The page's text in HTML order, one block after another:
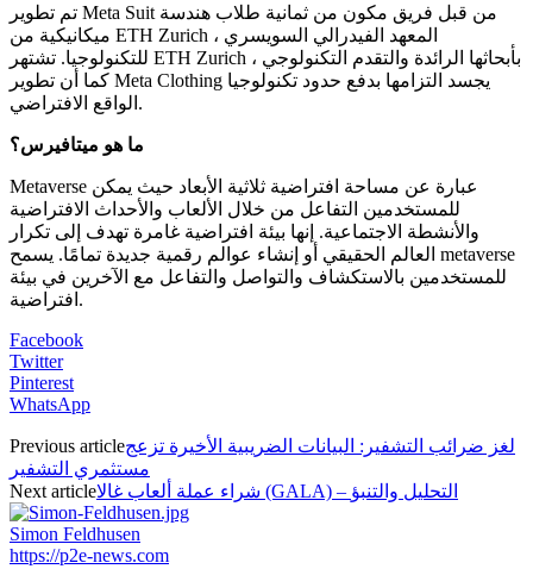
تم تطوير Meta Suit من قبل فريق مكون من ثمانية طلاب هندسة
ميكانيكية من ETH Zurich ، المعهد الفيدرالي السويسري
للتكنولوجيا. تشتهر ETH Zurich بأبحاثها الرائدة والتقدم التكنولوجي ،
كما أن تطوير Meta Clothing يجسد التزامها بدفع حدود تكنولوجيا
الواقع الافتراضي.
ما هو ميتافيرس؟
Metaverse عبارة عن مساحة افتراضية ثلاثية الأبعاد حيث يمكن
للمستخدمين التفاعل من خلال الألعاب والأحداث الافتراضية
والأنشطة الاجتماعية. إنها بيئة افتراضية غامرة تهدف إلى تكرار
العالم الحقيقي أو إنشاء عوالم رقمية جديدة تمامًا. يسمح metaverse
للمستخدمين بالاستكشاف والتواصل والتفاعل مع الآخرين في بيئة
افتراضية.
Facebook
Twitter
Pinterest
WhatsApp
Previous articleلغز ضرائب التشفير: البيانات الضريبية الأخيرة تزعج
مستثمري التشفير
Next article
شراء عملة ألعاب غالا (GALA) – التحليل والتنبؤ
Simon Feldhusen
https://p2e-news.com